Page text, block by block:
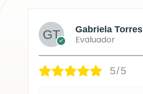
Gabriela Torres
Evaluador
5/5